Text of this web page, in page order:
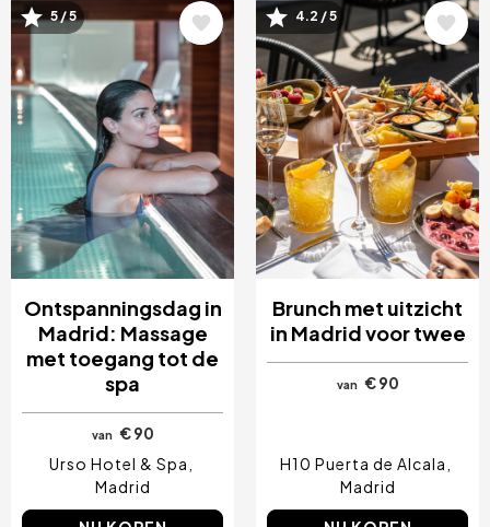
Afbeelding
5 / 5
Ontspanningsdag in
Madrid: Massage
met toegang tot de
spa
van € 90
Urso Hotel & Spa
Madrid
Afbeelding
4.2 / 5
Brunch met uitzicht
in Madrid voor twee
van € 90
H10 Puerta de Alcala
Madrid